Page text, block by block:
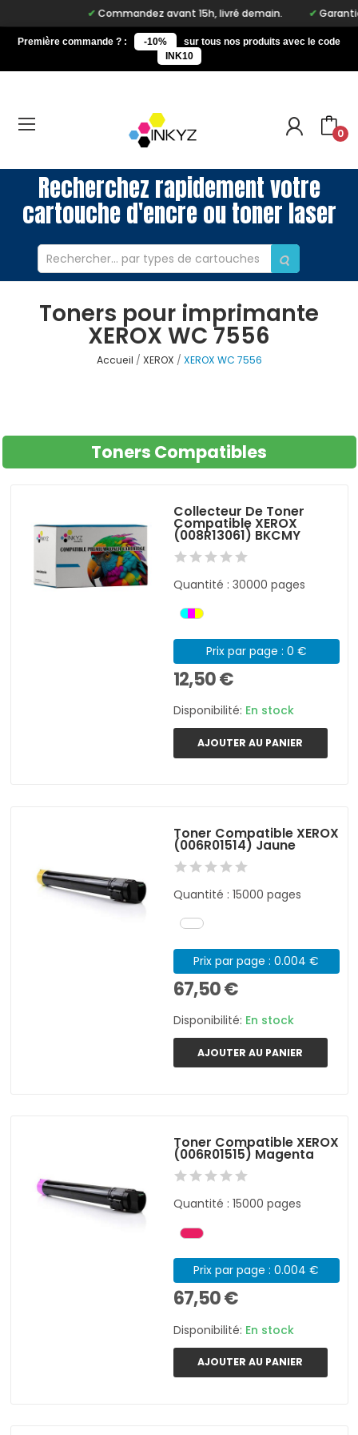
Commandez avant 15h, livré demain. Garantie
Première commande ? : -10%
sur tous nos produits avec le code
INK10
0
Recherchez rapidement votre
cartouche d'encre ou toner laser
Toners pour imprimante
XEROX WC 7556
Accueil XEROX XEROX WC 7556
Toners Compatibles
Collecteur De Toner
Compatible XEROX
(008R13061) BKCMY
Quantité : 30000 pages
Prix par page : 0 €
12,50 €
Disponibilité: En stock
AJOUTER AU PANIER
Toner Compatible XEROX
(006R01514) Jaune
Quantité : 15000 pages
Prix par page : 0.004 €
67,50 €
Disponibilité: En stock
AJOUTER AU PANIER
Toner Compatible XEROX
(006R01515) Magenta
Quantité : 15000 pages
Prix par page : 0.004 €
67,50 €
Disponibilité: En stock
AJOUTER AU PANIER